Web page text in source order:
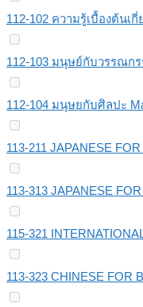
112-102 ความรู้เบื้องต้นเ
112-103 มนุษย์กับวรรณกร
112-104 มนุษยกับศิลปะ
113-211 JAPANESE
113-313 JAPANESE
115-321
113-323 CHINESE FOR